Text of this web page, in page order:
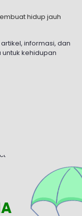
hidup jauh
informasi, dan
kehidupan